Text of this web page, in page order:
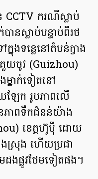
CCTV ករណីស្លាប់
នស្លាប់បន្ទាប់ពីរថ
នុងទន្លេនៅតំបន់ក្វាង
យចូវ (Guizhou)
នាក់ទៀតនៅ
ែក រូបភាពលើ
ភាពទឹកជំនន់យ៉ាង
ខេត្តហ៊ូប៉ី ដោយ
ងស្រុង ហើយប្រជា
ដងផ្លូវថែមទៀតផង។